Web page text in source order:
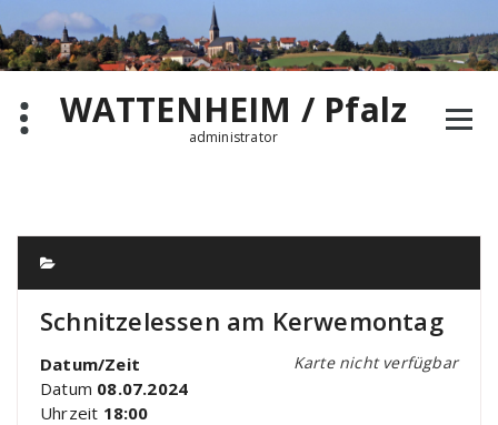
Inhalt
springen
WATTENHEIM / Pfalz
administrator
Schnitzelessen am Kerwemontag
Karte nicht verfügbar
Datum/Zeit
Datum 08.07.2024
Uhrzeit 18:00